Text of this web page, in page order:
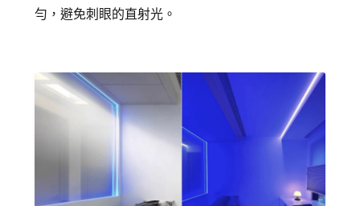
勻，避免刺眼的直射光。